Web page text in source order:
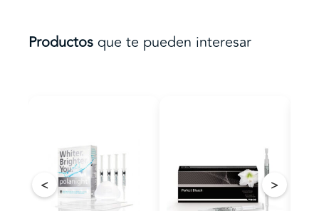
Productosque te pueden interesar
< >